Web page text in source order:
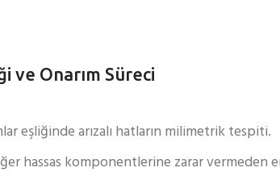
Onarım Süreci
eşliğinde arızalı hatların milimetrik tespiti.
hassas komponentlerine zarar vermeden